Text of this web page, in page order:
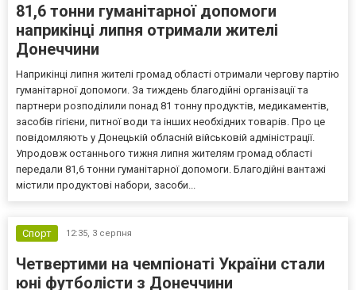
81,6 тонни гуманітарної допомоги
наприкінці липня отримали жителі
Донеччини
Наприкінці липня жителі громад області отримали чергову партію
гуманітарної допомоги. За тиждень благодійні організації та
партнери розподілили понад 81 тонну продуктів, медикаментів,
засобів гігієни, питної води та інших необхідних товарів. Про це
повідомляють у Донецькій обласній військовій адміністрації.
Упродовж останнього тижня липня жителям громад області
передали 81,6 тонни гуманітарної допомоги. Благодійні вантажі
містили продуктові набори, засоби...
Спорт 12:35, 3 серпня
Четвертими на чемпіонаті України стали
юні футболісти з Донеччини